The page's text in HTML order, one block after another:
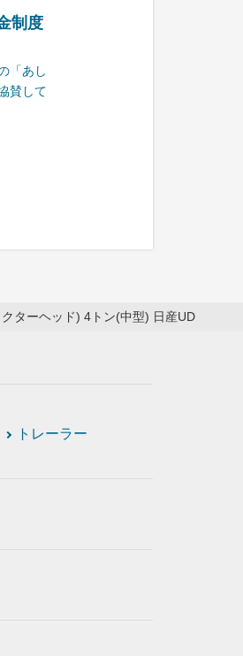
制度
「あし
賛して
ターヘッド) 4トン(中型) 日産UD
トレーラー